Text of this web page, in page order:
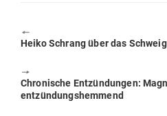
🠔
Previous
Heiko Schrang über das
🠖
Next
post:
Chro­nische Ent­zün­dungen:
entzündungshemmend